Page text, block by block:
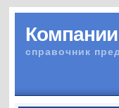
справочник